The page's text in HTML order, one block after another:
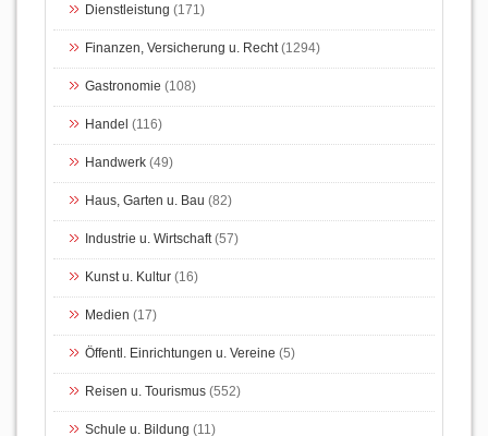
Dienstleistung (171)
Finanzen, Versicherung u. Recht(1294)
Gastronomie (108)
Handel (116)
Handwerk (49)
Haus, Garten u. Bau (82)
Industrie u. Wirtschaft(57)
Kunst u. Kultur (16)
Medien (17)
Öffentl. Einrichtungen u. Vereine (5)
Reisen u. Tourismus (552)
Schule u. Bildung (11)